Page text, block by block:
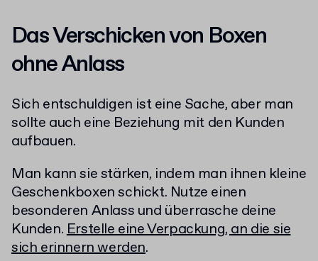
Das Verschicken von Boxen
ohne Anlass
Sich entschuldigen ist eine Sache, aber man
sollte auch eine Beziehung mit den Kunden
aufbauen.
Man kann sie stärken, indem man ihnen kleine
Geschenkboxen schickt. Nutze einen
besonderen Anlass und überrasche deine
Kunden.Erstelle eine Verpackung, an die sie
sich erinnern werden.